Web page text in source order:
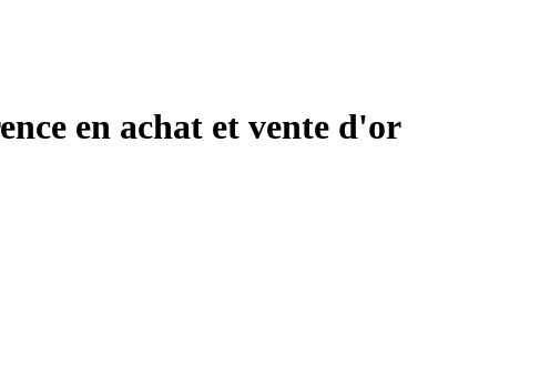
en achat et vente d'or